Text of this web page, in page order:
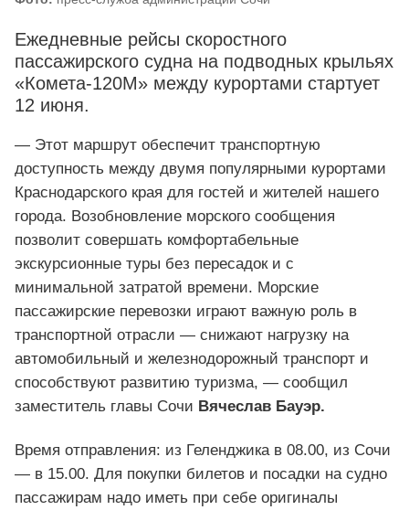
Ежедневные рейсы скоростного
пассажирского судна на подводных крыльях
«Комета-120М» между курортами стартует
12 июня.
— Этот маршрут обеспечит транспортную
доступность между двумя популярными курортами
Краснодарского края для гостей и жителей нашего
города. Возобновление морского сообщения
позволит совершать комфортабельные
экскурсионные туры без пересадок и с
минимальной затратой времени. Морские
пассажирские перевозки играют важную роль в
транспортной отрасли — снижают нагрузку на
автомобильный и железнодорожный транспорт и
способствуют развитию туризма, — сообщил
заместитель главы Сочи Вячеслав Бауэр.
Время отправления: из Геленджика в 08.00, из Сочи
— в 15.00. Для покупки билетов и посадки на судно
пассажирам надо иметь при себе оригиналы